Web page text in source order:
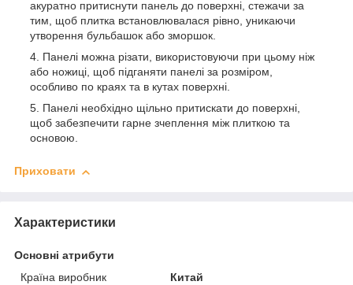
акуратно притиснути панель до поверхні, стежачи за
тим, щоб плитка встановлювалася рівно, уникаючи
утворення бульбашок або зморшок.
Панелі можна різати, використовуючи при цьому ніж
або ножиці, щоб підганяти панелі за розміром,
особливо по краях та в кутах поверхні.
Панелі необхідно щільно притискати до поверхні,
щоб забезпечити гарне зчеплення між плиткою та
основою.
Приховати
Характеристики
Основні атрибути
Країна виробник
Китай